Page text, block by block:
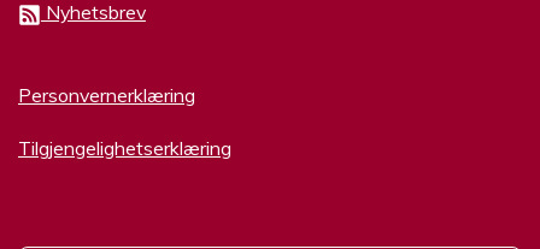
Nyhetsbrev
Personvernerklæring
Tilgjengelighetserklæring